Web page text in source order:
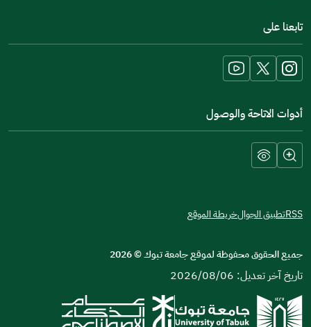
new
window)
تابعنا على
أدوات الاتاحة والوصول
RSSتطبيق الجوالخريطة الموقع
جميع الحقوق محفوظة لموقع جامعة تبوك©
2026
تاريخ آخر تعديل: 2026/08/06